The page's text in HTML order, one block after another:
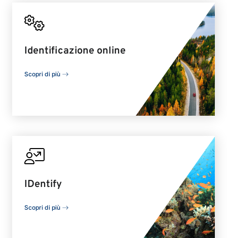
Identificazione online
Scopri di più
IDentify
Scopri di più